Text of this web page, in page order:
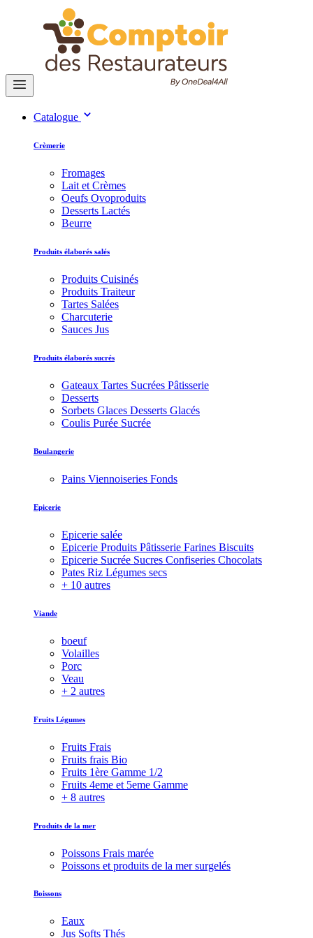
Catalogue
Crèmerie
Fromages
Lait et Crèmes
Oeufs Ovoproduits
Desserts Lactés
Beurre
Produits élaborés salés
Produits Cuisinés
Produits Traiteur
Tartes Salées
Charcuterie
Sauces Jus
Produits élaborés sucrés
Gateaux Tartes Sucrées Pâtisserie
Desserts
Sorbets Glaces Desserts Glacés
Coulis Purée Sucrée
Boulangerie
Pains Viennoiseries Fonds
Epicerie
Epicerie salée
Epicerie Produits Pâtisserie Farines Biscuits
Epicerie Sucrée Sucres Confiseries Chocolats
Pates Riz Légumes secs
+ 10 autres
Viande
boeuf
Volailles
Porc
Veau
+ 2 autres
Fruits Légumes
Fruits Frais
Fruits frais Bio
Fruits 1ère Gamme 1/2
Fruits 4eme et 5eme Gamme
+ 8 autres
Produits de la mer
Poissons Frais marée
Poissons et produits de la mer surgelés
Boissons
Eaux
Jus Softs Thés